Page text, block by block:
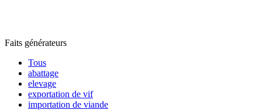
Faits générateurs
Tous
abattage
elevage
exportation de vif
importation de viande